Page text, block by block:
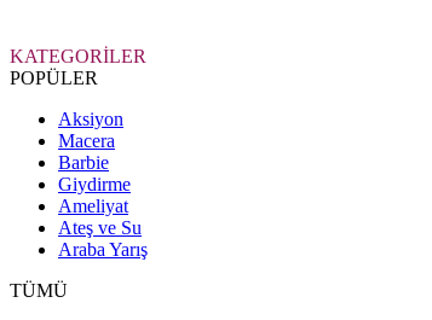
KATEGORİLER
POPÜLER
Aksiyon
Macera
Barbie
Giydirme
Ameliyat
Ateş ve Su
Araba Yarış
TÜMÜ